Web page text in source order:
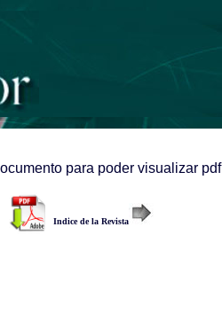
para poder visualizar pdf
Indice de la Revista